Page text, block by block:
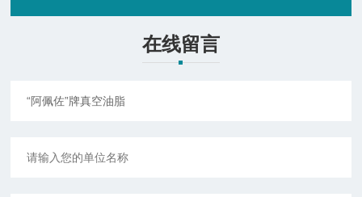
在线留言